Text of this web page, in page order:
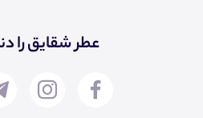
عطر شقایق را